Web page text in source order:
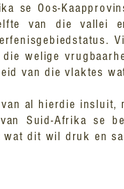
se Oos-
van die
welige
van die vlaktes
al hierdie
Suid-Afrika se
dit wil druk en